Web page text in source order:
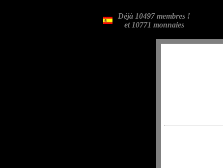
Déjà 10497 membres !
et 10771 monnaies